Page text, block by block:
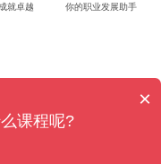
保证。
就卓越 你的职业发展助手
司 All rights reserved
×
课程呢?